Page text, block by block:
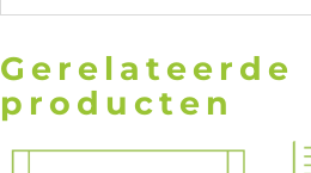
Gerelateerde
producten